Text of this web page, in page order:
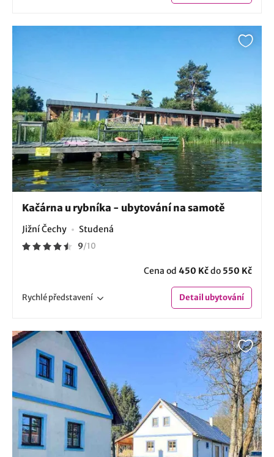
Kačárna u rybníka - ubytování na samotě
Jižní Čechy Studená
9/10
Cena od 450 Kčdo 550 Kč
Rychlépředstavení Detailubytování